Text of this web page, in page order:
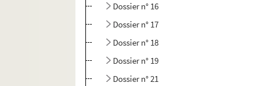
Dossier n° 16
Dossier n° 17
Dossier n° 18
Dossier n° 19
Dossier n° 21